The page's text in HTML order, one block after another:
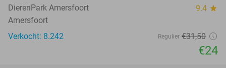
DierenPark Amersfoort 9.4 star
Amersfoort
Verkocht: 8.242
Regulier €31,50
€24